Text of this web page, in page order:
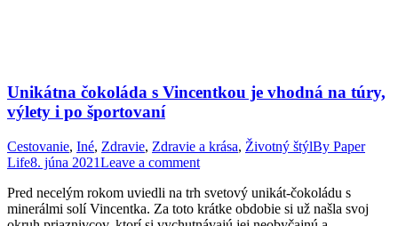
Unikátna čokoláda s Vincentkou je vhodná na túry,
výlety i po športovaní
Cestovanie, Iné, Zdravie, Zdravie a krása, Životný štýlBy Paper
Life8. júna 2021Leave a comment
Pred necelým rokom uviedli na trh svetový unikát-čokoládu s
minerálmi solí Vincentka. Za toto krátke obdobie si už našla svoj